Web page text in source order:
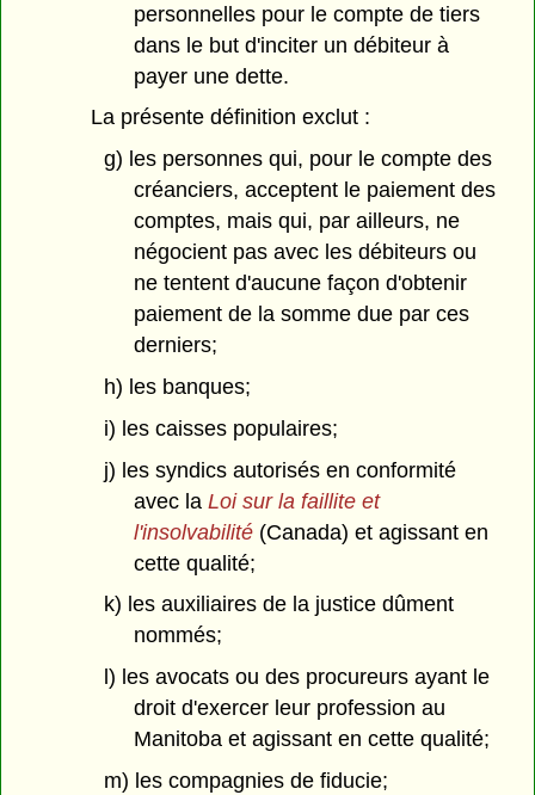
personnelles pour le compte de tiers
dans le but d'inciter un débiteur à
payer une dette.
La présente définition exclut :
g) les personnes qui, pour le compte des
créanciers, acceptent le paiement des
comptes, mais qui, par ailleurs, ne
négocient pas avec les débiteurs ou
ne tentent d'aucune façon d'obtenir
paiement de la somme due par ces
derniers;
h) les banques;
i) les caisses populaires;
j) les syndics autorisés en conformité
avec la Loi sur la faillite et
l'insolvabilité (Canada) et agissant en
cette qualité;
k) les auxiliaires de la justice dûment
nommés;
l) les avocats ou des procureurs ayant le
droit d'exercer leur profession au
Manitoba et agissant en cette qualité;
m) les compagnies de fiducie;